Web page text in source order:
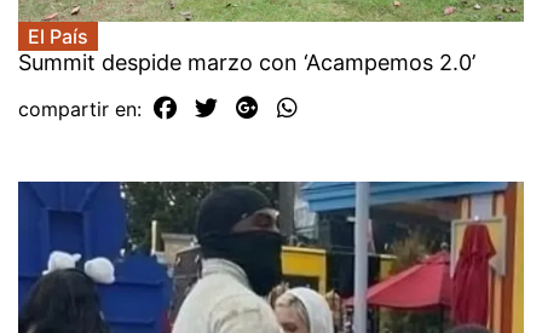
El País
Summit despide marzo con ‘Acampemos 2.0’
compartir en: